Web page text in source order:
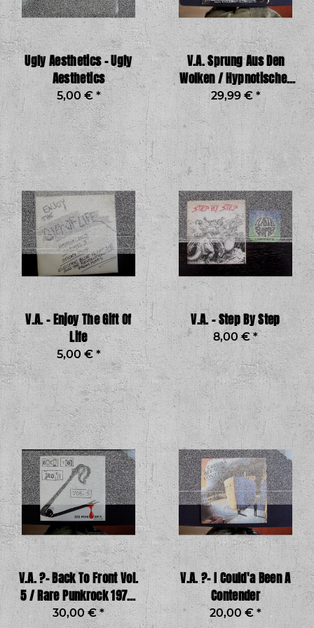
Ugly Aesthetics - Ugly
Aesthetics
5,00 € *
V.A. Sprung Aus Den
Wolken / Hypnotischer
Krach ?– Warte - Ketzer
/ Hypnotischer Krach
29,99 €*
V.A. - Enjoy The Gift Of
Life
5,00 € *
V.A. - Step By Step
8,00 €*
V.A. ?– Back To Front Vol.
5 / Rare Punkrock 1977-
`82
30,00 €*
V.A. ?– I Could'a Been A
Contender
20,00 € *